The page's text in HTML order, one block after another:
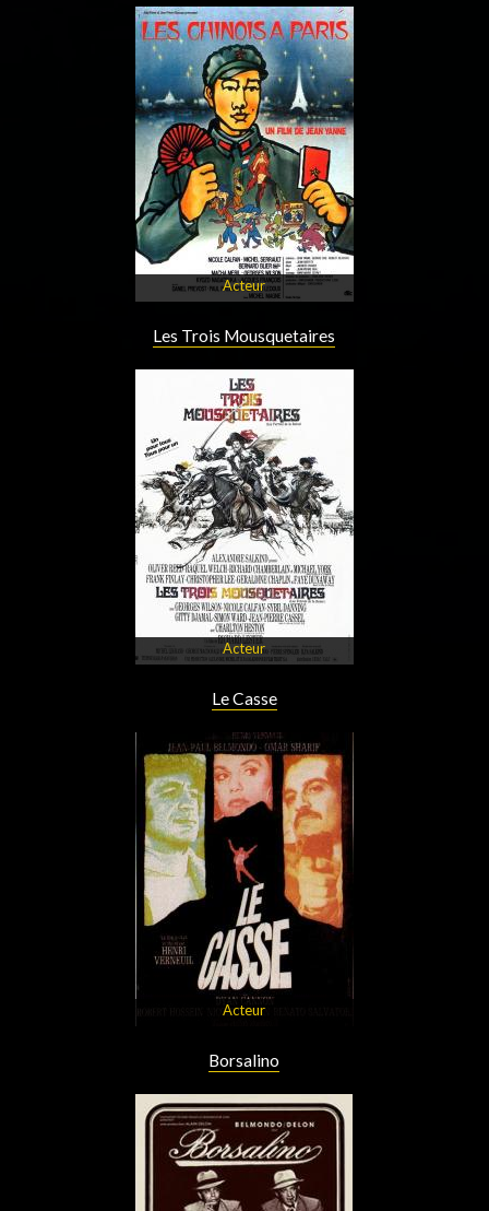
Acteur
Les Trois Mousquetaires
Acteur
Le Casse
Acteur
Borsalino